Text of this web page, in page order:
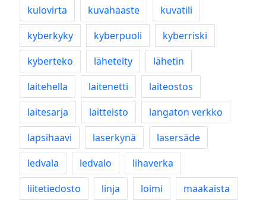
kulovirta kuvahaaste
kuvatili
kyberkyky
kyberpuoli
kyberriski
kyberteko
lähetelty
lähetin
laitehella
laitenetti
laiteostos
laitesarja
laitteisto
langaton verkko
lapsihaavi
laserkynä
lasersäde
ledvala
ledvalo
lihaverka
liitetiedosto
linja loimi
maakaista